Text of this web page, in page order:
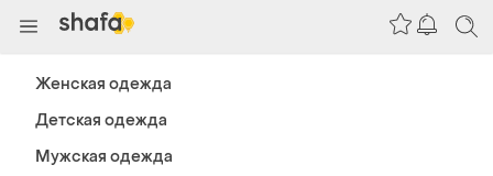
Женская одежда
Детская одежда
Мужская одежда